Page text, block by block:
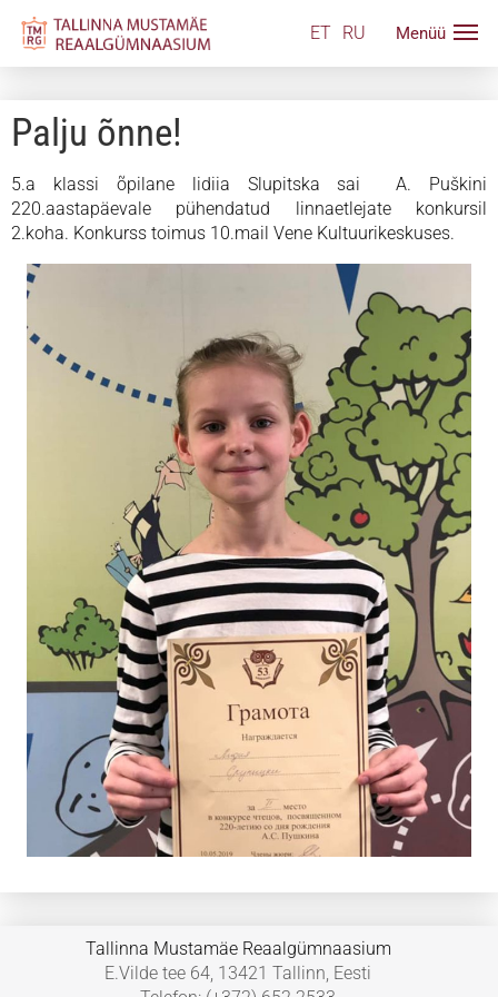
ET RU
Palju õnne!
5.a klassi õpilane lidiia Slupitska sai A. Puškini
220.aastapäevale pühendatud linnaetlejate konkursil
2.koha. Konkurss toimus 10.mail Vene Kultuurikeskuses.
Tallinna Mustamäe Reaalgümnaasium
E.Vilde tee 64, 13421 Tallinn, Eesti